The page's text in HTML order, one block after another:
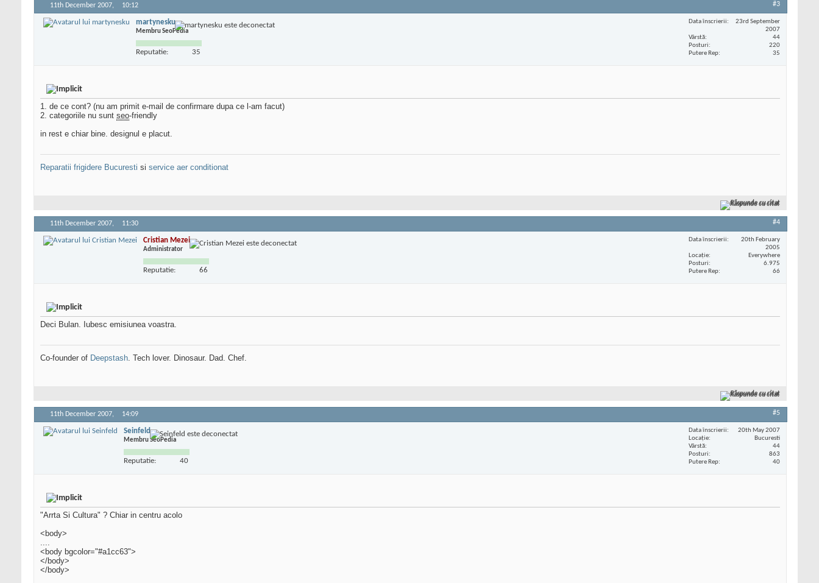
11th December 2007, 10:12 #3
martynesku
Membru SeoPedia
Reputatie: 35
Data înscrierii
23rd September
2007
Vârstă
44
Posturi
220
Putere Rep
35
1. de ce cont? (nu am primit e-mail de confirmare dupa ce l-am facut)
2. categoriile nu sunt seo-friendly
in rest e chiar bine. designul e placut.
Reparatii frigidere Bucuresti si service aer conditionat
Răspunde cu citat
11th December 2007, 11:30 #4
Cristian Mezei
Administrator
Reputatie: 66
Data înscrierii
20th February
2005
Locaţie
Everywhere
Posturi
6.975
Putere Rep
66
Deci Bulan. Iubesc emisiunea voastra.
Co-founder of Deepstash. Tech lover. Dinosaur. Dad. Chef.
Răspunde cu citat
11th December 2007, 14:09 #5
Seinfeld
Membru SeoPedia
Reputatie: 40
Data înscrierii
20th May 2007
Locaţie
Bucuresti
Vârstă
44
Posturi
863
Putere Rep
40
"Arrta Si Cultura" ? Chiar in centru acolo
<body>
....
<body bgcolor="#a1cc63">
</body>
</body>